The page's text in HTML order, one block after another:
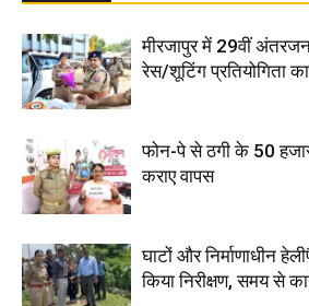
मीरजापुर में 29वीं
रेस/शूटिंग प्रतियोगिता
फोन-पे से ठगी के 50
कराए वापस
घाटों और निर्माणाधीन
किया निरीक्षण, समय से